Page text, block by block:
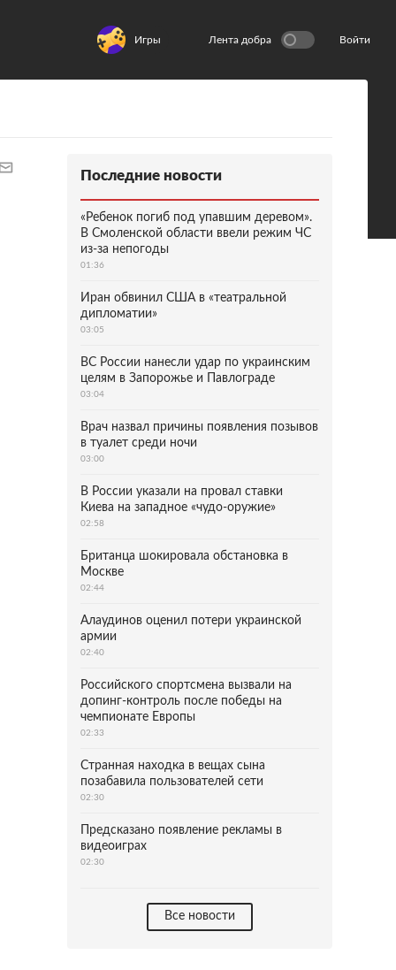
Игры Лента добра Войти
Последние новости
«Ребенок погиб под упавшим деревом».
В Смоленской области ввели режим ЧС
из-за непогоды
01:36
Иран обвинил США в «театральной
дипломатии»
03:05
ВС России нанесли удар по украинским
целям в Запорожье и Павлограде
03:04
Врач назвал причины появления позывов
в туалет среди ночи
03:00
В России указали на провал ставки
Киева на западное «чудо-оружие»
02:58
Британца шокировала обстановка в
Москве
02:44
Алаудинов оценил потери украинской
армии
02:40
Российского спортсмена вызвали на
допинг-контроль после победы на
чемпионате Европы
02:33
Странная находка в вещах сына
позабавила пользователей сети
02:30
Предсказано появление рекламы в
видеоиграх
02:30
Все новости